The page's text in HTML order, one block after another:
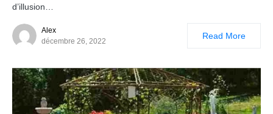
d’illusion…
Alex
décembre 26, 2022
Read More